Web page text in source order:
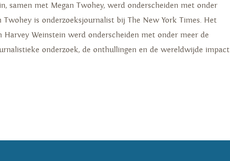
samen met Megan Twohey, werd onderscheiden met onder
is onderzoeksjournalist bij The New York Times. Het
Weinstein werd onderscheiden met onder meer de
onderzoek, de onthullingen en de wereldwijde impact